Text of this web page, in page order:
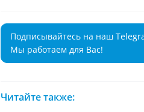
Подписывайтесь на наш
Мы работаем для Вас!
Читайте также: